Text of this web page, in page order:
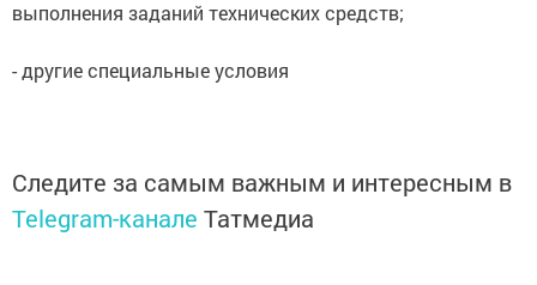
выполнения заданий технических средств;
- другие специальные условия
Следите за самым важным и интересным в
Telegram-канале Татмедиа